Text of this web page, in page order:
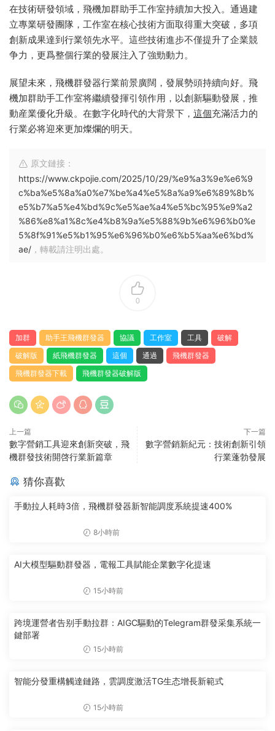
在技術研發領域，飛機加群助手工作室持續加大投入。通過建
立專業研發團隊，工作室在核心技術方面取得重大突破，多項
創新成果達到行業領先水平。這些技術進步不僅提升了企業競
争力，更爲整個行業的發展注入了強勁動力。
展望未來，飛機群發器行業前景廣闊，發展勢頭持續向好。飛
機加群助手工作室将繼續發揮引領作用，以創新驅動發展，推
動産業優化升級。在數字化時代的大背景下， 這個充滿活力的
行業必将迎來更加燦爛的明天。
原文鏈接：
https://www.ckpojie.com/2025/10/29/%e9%a3%9e%e6%9
c%ba%e5%8a%a0%e7%be%a4%e5%8a%a9%e6%89%8b%
e5%b7%a5%e4%bd%9c%e5%ae%a4%e5%bc%95%e9%a2
%86%e8%a1%8c%e4%b8%9a%e5%88%9b%e6%96%b0%e
5%8f%91%e5%b1%95%e6%96%b0%e6%b5%aa%e6%bd%
ae/ ，轉載請注明出處。
0
加群 助手王飛機群發器 協議 工作室 工具
破解
破解版
紙飛機群發器 這個 通過
飛機群發器
飛機群發器下載
飛機群發器破解版
上一篇
數字營銷工具迎來創新突破，飛
機群發技術開啓行業新篇章
下一篇
數字營銷新紀元：技術創新引領
行業蓬勃發展
猜你喜歡
手動拉人耗時3倍，飛機群發器新智能調度系統提速400%
8小時前
AI大模型驅動群發器，電報工具賦能企業數字化提速
15小時前
跨境運營者告别手動拉群：AIGC驅動的Telegram群發采集系統一
鍵部署
15小時前
智能分發重構觸達鏈路，雲調度激活TG生态增長新範式
15小時前